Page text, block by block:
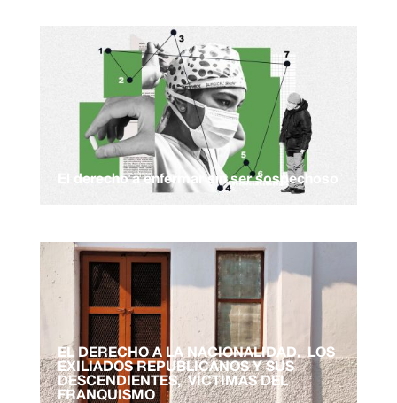
El derecho a enfermar sin ser sospechoso
EL DERECHO A LA NACIONALIDAD. LOS
EXILIADOS REPUBLICANOS Y SUS
DESCENDIENTES, VÍCTIMAS DEL
FRANQUISMO